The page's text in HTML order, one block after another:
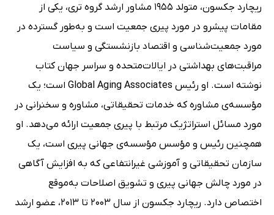
ریچارد جکسون، متولد 1955 مشاور ارشد گروه تری، یکی از
مقامات پیشرو در مورد پیری جمعیت است و به‌طور گسترده در
مورد جمعیت‌شناسی و اقتصاد بازنشستگی و سیاست
مراقبت‌های بهداشتی در ایالات‌متحده و سراسر جهان کتاب
نوشته است. او رئیس Global Aging Associates است؛ یک
مؤسسه‌ی مشاوره که خدمات تحقیقاتی، مشاوره و سخنرانی در
مورد مسائل استراتژیک مرتبط با پیری جمعیت ارائه می‌دهد. او
همچنین رئیس و مؤسس مؤسسه‌ی جهانی پیری است، یک
سازمان تحقیقاتی و آموزشی غیرانتفاعی که به افزایش آگاهی
در مورد چالش جهانی پیری و تشویق اصلاحات به‌موقع
اختصاص دارد. ریچارد جکسون از سال 2003 تا 2013، عضو ارشد